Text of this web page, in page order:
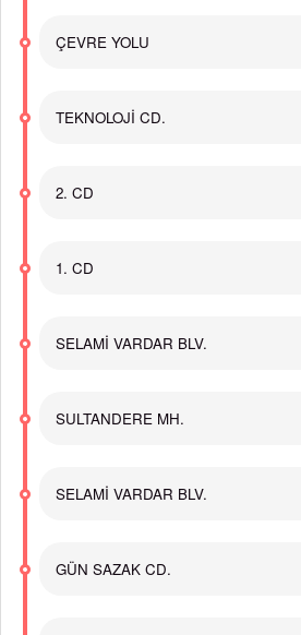
ÇEVRE YOLU
TEKNOLOJİ CD.
2. CD
1. CD
SELAMİ VARDAR BLV.
SULTANDERE MH.
SELAMİ VARDAR BLV.
GÜN SAZAK CD.